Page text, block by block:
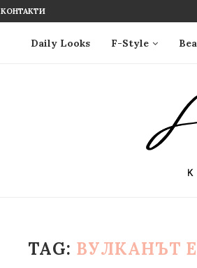
КОНТАКТИ
Daily Looks F-Style
TAG: ВУЛКАНЪТ